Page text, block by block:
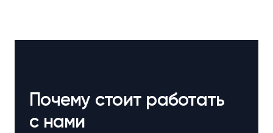
Почему стоит работать
с нами